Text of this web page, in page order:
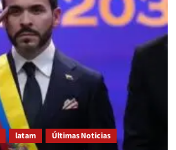
latam Últimas Noticias